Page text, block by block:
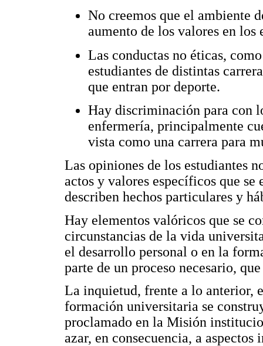
No creemos que el ambiente
aumento de los valores en los
Las conductas no éticas,
estudiantes de distintas
que entran por deporte.
Hay discriminación para con
enfermería, principalmente
vista como una carrera para
Las opiniones de los estudiantes
actos y valores específicos que
describen hechos particulares y
Hay elementos valóricos que se
circunstancias de la vida
el desarrollo personal o en la
parte de un proceso necesario,
La inquietud, frente a lo anterior,
formación universitaria se
proclamado en la Misión
azar, en consecuencia, a